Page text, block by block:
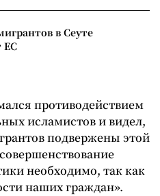
в Сеуте
ЕС
противодействием
исламистов и видел,
подвержены этой
необходимо, так как
наших граждан».